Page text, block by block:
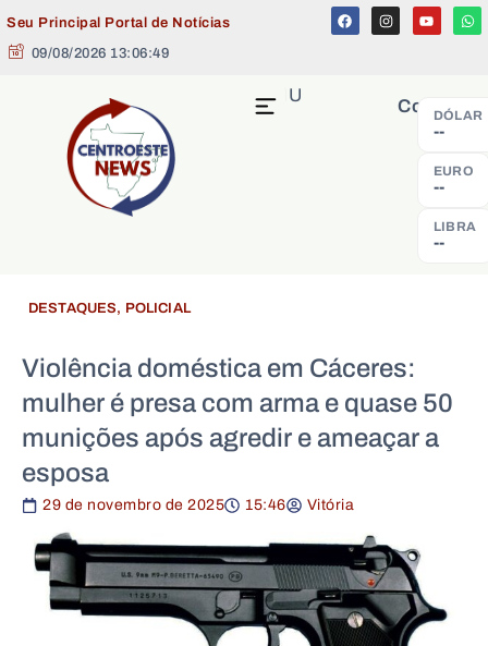
Seu Principal Portal de Notícias
09/08/2026 13:06:49
Cotação
DÓLAR
--
EURO
--
LIBRA
--
MENU
DESTAQUES, POLICIAL
Violência doméstica em Cáceres:
mulher é presa com arma e quase 50
munições após agredir e ameaçar a
esposa
29 de novembro de 2025 15:46 Vitória